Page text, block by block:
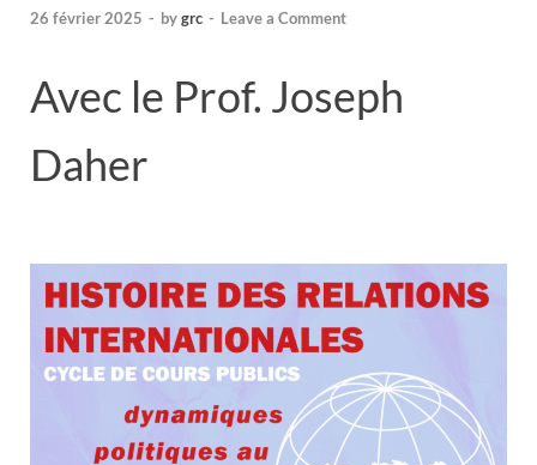
26 février 2025 - bygrc - Leave a Comment
Avec le Prof. Joseph
Daher